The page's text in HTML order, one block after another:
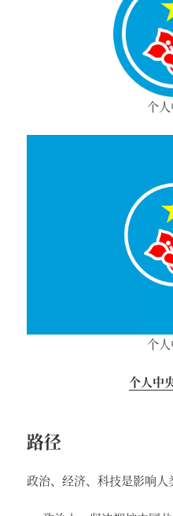
个
个
个人中
路径
政治、经济、科技是影响人